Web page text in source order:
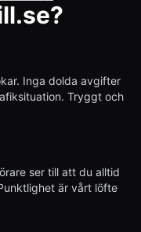
Inga dolda avgifter
Tryggt och
ser till att du alltid
är vårt löfte